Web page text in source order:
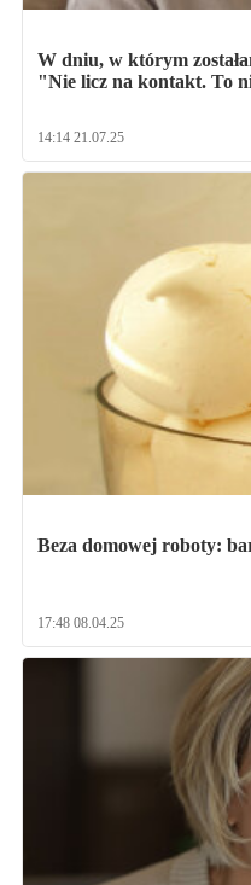
W dniu, w którym
"Nie licz na kontakt. To
14:14 21.07.25
Beza domowej roboty:
17:48 08.04.25